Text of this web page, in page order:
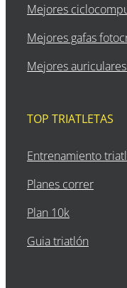
Mejores
Mejores gafas
Mejores
TOP TRIATLETAS
Entrenamiento
Planes correr
Plan 10k
Guia triatlón